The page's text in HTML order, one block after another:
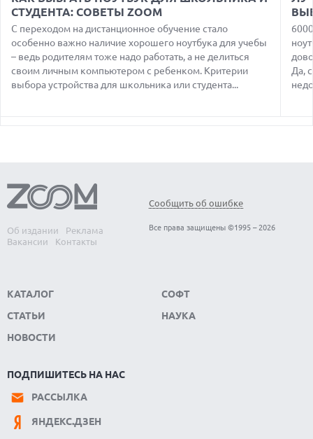
ПРЕДСТАВЛЕНЫ НАУШНИКИ JBL С СЕНСОРНЫМ ЭКРАНОМ
НА КЕЙСЕ ДЛЯ УПРАВЛЕНИЯ МУЗЫКОЙ
07.08.2026
GOOGLE ПЕРЕИМЕНОВЫВАЕТ ФУНКЦИЮ ПОДСВЕТКИ
КАМЕРЫ В СМАРТФОНАХ PIXEL 11 PRO
ДАННЫХ МИЛЛИОНОВ ПОЛЬЗОВАТЕЛЕЙ
07.08.2026
ЭЛЕКТРИЧЕСКИЙ ПИКАП FORD FATHOM ВРЯД ЛИ
ПОВТОРИТ УСПЕХ ЛЕГЕНДАРНЫХ МОДЕЛЕЙ КОМПАНИИ
СТУДЕНТА: СОВЕТЫ ZOOM
С переходом на дистанционное обучение стало
особенно важно наличие хорошего ноутбука для учебы
– ведь родителям тоже надо работать, а не делиться
своим личным компьютером с ребенком. Критерии
выбора устройства для школьника или студента...
Да,
Об издании
Реклама
Вакансии
Контакты
Сообщить об ошибке
Все права защищены ©1995 – 2026
КАТАЛОГ
СТАТЬИ
НОВОСТИ
СОФТ
НАУКА
ПОДПИШИТЕСЬ НА НАС
РАССЫЛКА
ЯНДЕКС.ДЗЕН